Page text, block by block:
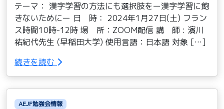
テーマ： 漢字学習の方法にも選択肢をー漢字学習に飽
きないためにー 日 時： 2024年1月27日(土) フラン
ス時間10時-12時 場 所：ZOOM配信 講 師 : 濱川
祐紀代先生 (早稲田大学) 使用言語：日本語 対象 […]
続きを読む
AEJF勉強会情報